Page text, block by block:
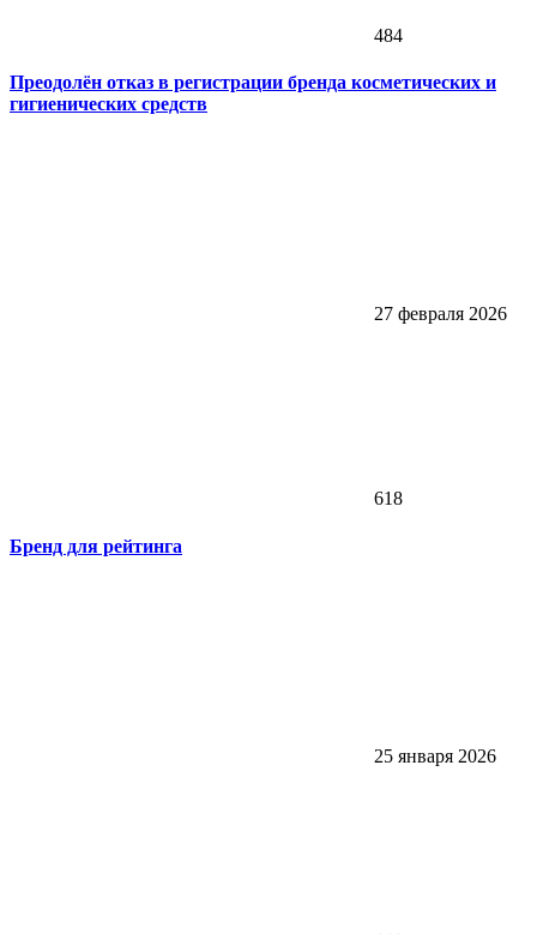
484
Преодолён отказ в регистрации бренда косметических и
гигиенических средств
27 февраля 2026
618
Бренд для рейтинга
25 января 2026